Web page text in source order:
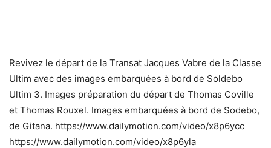
Revivez le départ de la Transat Jacques Vabre de la Classe
Ultim avec des images embarquées à bord de Soldebo
Ultim 3. Images préparation du départ de Thomas Coville
et Thomas Rouxel. Images embarquées à bord de Sodebo,
de Gitana. https://www.dailymotion.com/video/x8p6ycc
https://www.dailymotion.com/video/x8p6yla